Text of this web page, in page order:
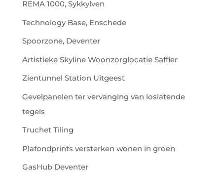
REMA 1000, Sykkylven
Technology Base, Enschede
Spoorzone, Deventer
Artistieke Skyline Woonzorglocatie Saffier
Zientunnel Station Uitgeest
Gevelpanelen ter vervanging van loslatende
tegels
Truchet Tiling
Plafondprints versterken wonen in groen
GasHub Deventer